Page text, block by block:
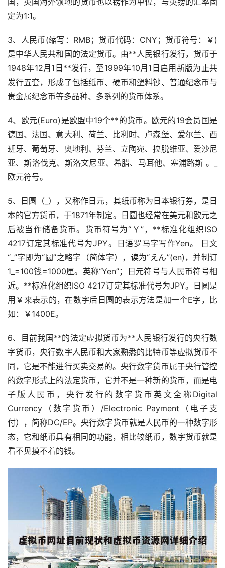
定为1:1。
3、人民币(缩写：RMB；货币代码：CNY；货币符号：￥)
是中华人民共和国的法定货币。由**人民银行发行，货币于
1948年12月1日**发行，至1999年10月1日启用新版为止共
发行五套，形成了包括纸币、硬币和塑料钞、普通纪念币与
贵金属纪念币等多品种、多系列的货币体系。
4、欧元(Euro)是欧盟中19个**的货币。欧元的19会员国是
德国、法国、意大利、荷兰、比利时、卢森堡、爱尔兰、西
班牙、葡萄牙、奥地利、芬兰、立陶宛、拉脱维亚、爱沙尼
亚、斯洛伐克、斯洛文尼亚、希腊、马耳他、塞浦路斯 。_
欧元符号。
5、日圆（_），又称作日元，其纸币称为日本银行券，是日
本的官方货币，于1871年制定。日圆也经常在美元和欧元之
后被当作储备货币。货币符号为“￥”，**标准化组织ISO
4217订定其标准代号为JPY。日语罗马字写作Yen。 日文
“_”字即为“圆”之略字（简体字），读为“えん”(en)，并制订
1_=100钱=1000厘。英称“Yen”；日元符号与人民币符号相
近。**标准化组织ISO 4217订定其标准代号为JPY。日圆是
用￥来表示的，在数字后日圆的表示方法是加一个E字，比
如：￥1400E。
6、目前我国**的法定虚拟货币为**人民银行发行的央行数
字货币，央行数字人民币和大家熟悉的比特币等虚拟货币不
同，它是不能进行买卖交易的。央行数字货币属于央行管控
的数字形式上的法定货币，它并不是一种新的货币，而是电
子版人民币，央行发行的数字货币英文全称Digital
Currency（数字货币）/Electronic Payment（电子支
付），简称DC/EP。央行数字货币就是人民币的一种数字形
态，它和纸币具有相同的功能，相比较纸币，数字货币就是
看不见摸不着的钱。